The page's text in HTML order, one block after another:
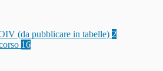
(da pubblicare in tabelle) 2
16